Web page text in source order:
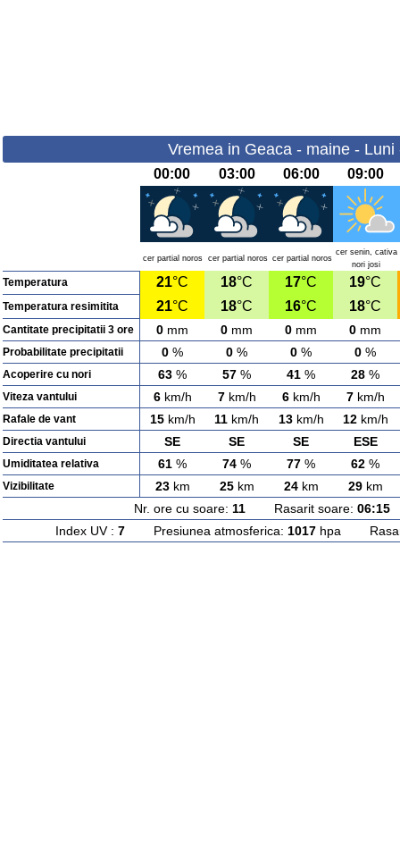
Vremea in Geaca - maine - Luni
00:00 03:00 06:00 09:00
cer partial noros cer partial noros cer partial noros
cer senin, cativa
nori josi
Temperatura 21°C 18°C 17°C 19°C
Temperatura resimitita 21°C 18°C 16°C 18°C
Cantitate precipitatii 3 ore 0 mm 0 mm 0 mm 0 mm
Probabilitate precipitatii 0 % 0 % 0 % 0 %
Acoperire cu nori 63 % 57 % 41 % 28 %
Viteza vantului 6km/h 7km/h 6km/h 7km/h
Rafale de vant 15km/h 11 km/h 13km/h 12km/h
Directia vantului SE SE SE ESE
Umiditatea relativa 61 % 74 % 77 % 62 %
Vizibilitate 23km 25km 24km 29km
Nr. ore cu soare: 11 Rasarit soare: 06:15
Index UV : 7Presiunea atmosferica: 1017hpa